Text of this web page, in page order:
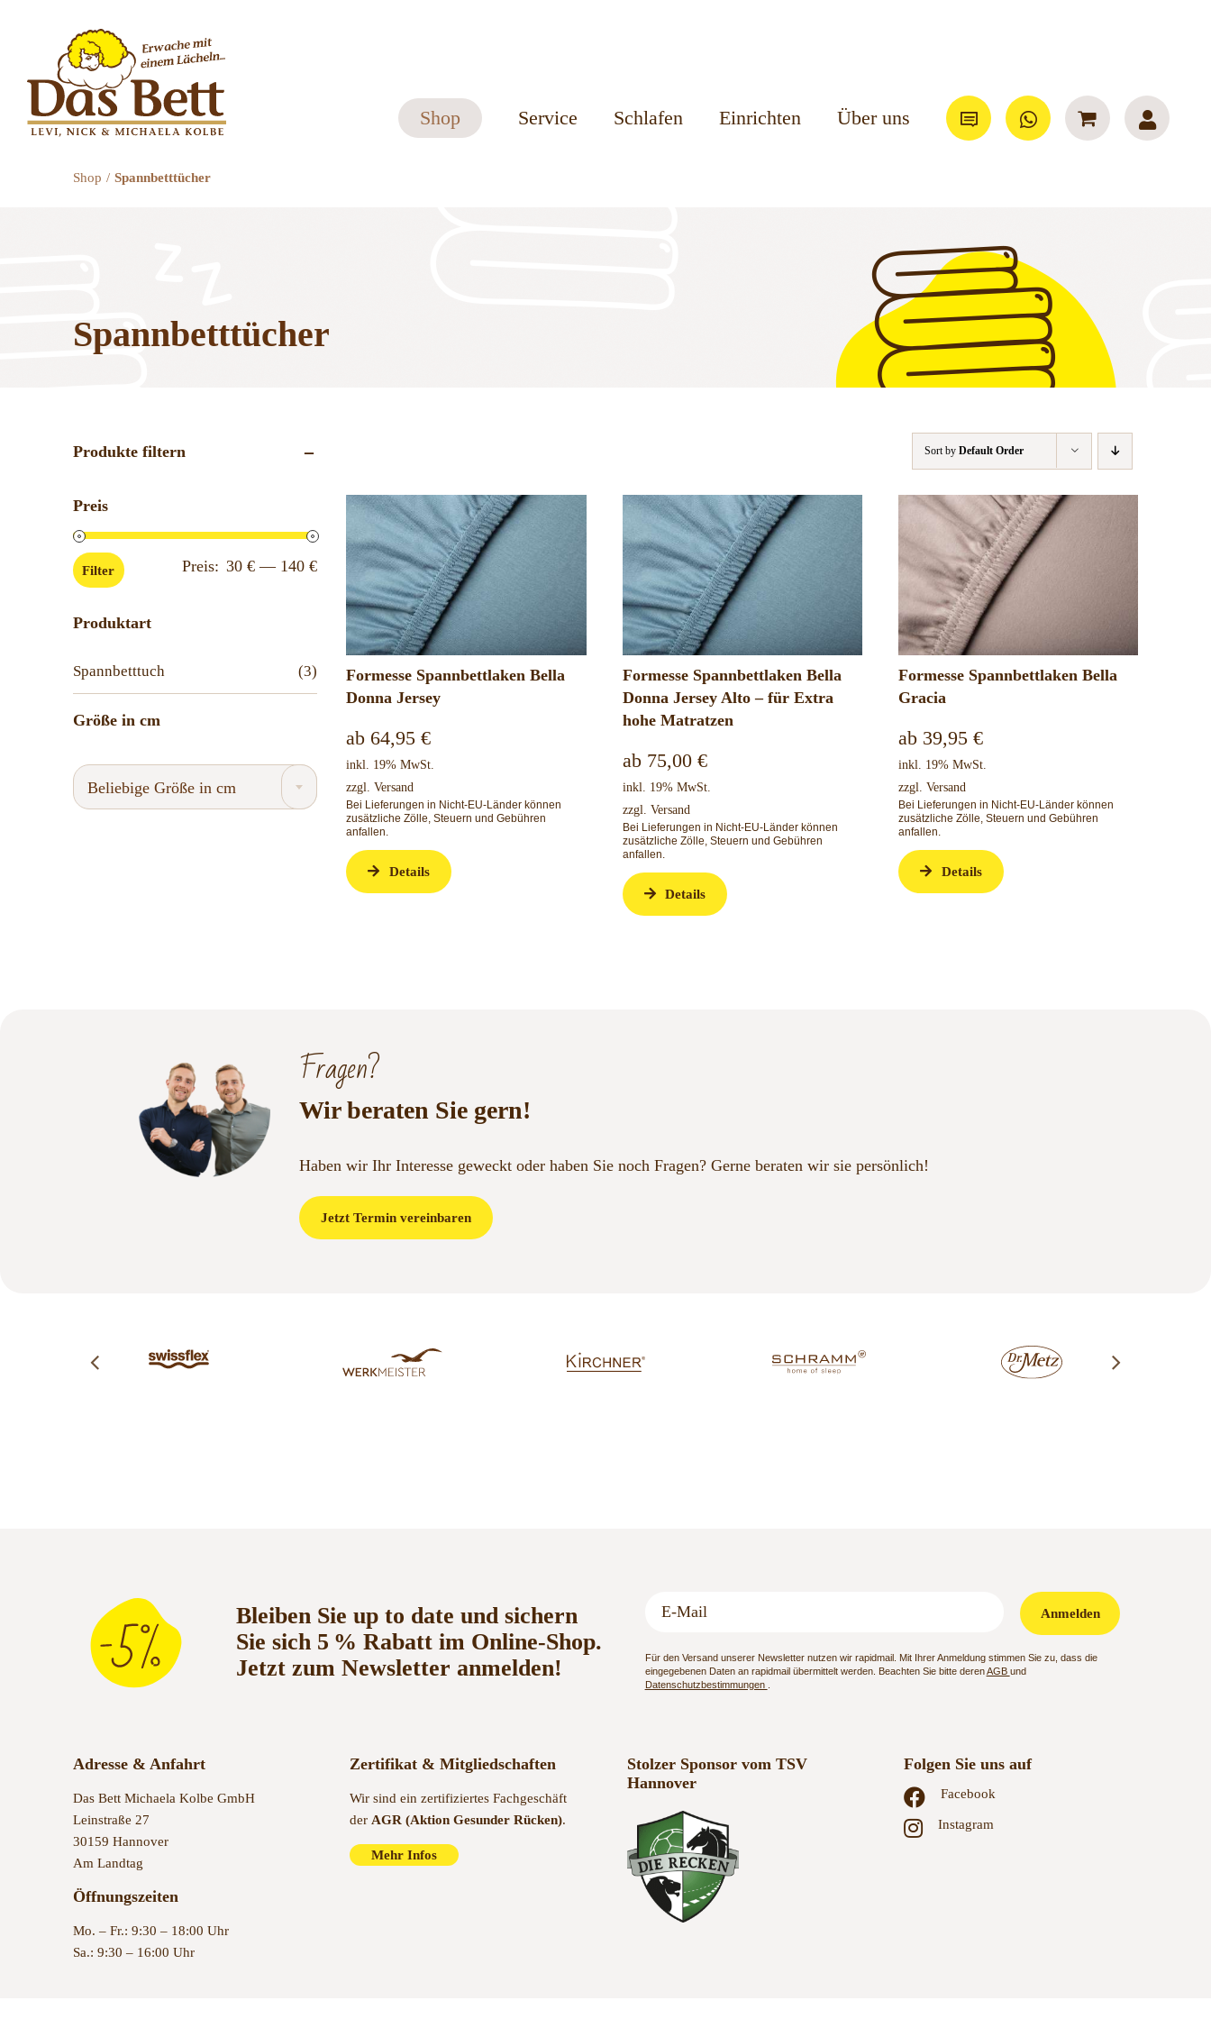
Shop Service Schlafen Einrichten Über uns
Shop Spannbetttücher
Spannbetttücher
Produkte filtern
Preis
Min.
Preis
Max.
Preis
Filter Preis: 30 € — 140 €
Produktart
Spannbetttuch (3)
Größe in cm
Beliebige Größe in cm
Sort byDefault Order
Formesse Spannbettlaken Bella
Donna Jersey
ab 64,95€
inkl. 19% MwSt.
zzgl.Versand
Bei Lieferungen in Nicht-EU-Länder können
zusätzliche Zölle, Steuern und Gebühren
anfallen.
Details
Formesse Spannbettlaken Bella
Donna Jersey Alto – für Extra
hohe Matratzen
ab 75,00 €
inkl. 19% MwSt.
zzgl. Versand
Bei Lieferungen in Nicht-EU-Länder können
zusätzliche Zölle, Steuern und Gebühren
anfallen.
Details
Formesse Spannbettlaken Bella
Gracia
ab 39,95 €
inkl. 19% MwSt.
zzgl. Versand
Bei Lieferungen in Nicht-EU-Länder können
zusätzliche Zölle, Steuern und Gebühren
anfallen.
Details
Fragen?
Wir beraten Sie gern!
Haben wir Ihr Interesse geweckt oder haben Sie noch Fragen?Gerne beraten wir sie persönlich!
Jetzt Termin vereinbaren
Bleiben Sie up to date und sichern
Sie sich 5 % Rabatt im Online-Shop.
Jetzt zum Newsletter anmelden!
Anmelden
Für den Versand unserer Newsletter nutzen wir rapidmail. Mit Ihrer Anmeldung stimmen Sie zu, dass die
eingegebenen Daten an rapidmail übermittelt werden. Beachten Sie bitte derenAGB und
Datenschutzbestimmungen
Adresse & Anfahrt
Das Bett Michaela Kolbe GmbH
Leinstraße 27
30159 Hannover
Am Landtag
Öffnungszeiten
Mo. – Fr.: 9:30 – 18:00 Uhr
Sa.: 9:30 – 16:00 Uhr
Zertifikat & Mitgliedschaften
Wir sind ein zertifiziertes Fachgeschäft
der AGR (Aktion Gesunder Rücken).
Mehr Infos
Stolzer Sponsor vom TSV
Hannover
Folgen Sie uns auf
Facebook
Instagram